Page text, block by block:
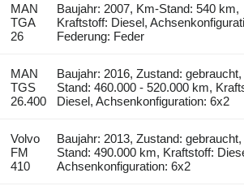
MAN
TGA
26
Baujahr: 2007, Km-Stand: 540 km,
Kraftstoff: Diesel,
Federung: Feder
MAN
TGS
26.400
Baujahr: 2016, Zustand:
Stand: 460.000 - 520.000 km,
Diesel, Achsenkonfiguration: 6x2
Volvo
FM
410
Baujahr: 2013, Zustand:
Stand: 490.000 km, Kraftstoff:
Achsenkonfiguration: 6x2